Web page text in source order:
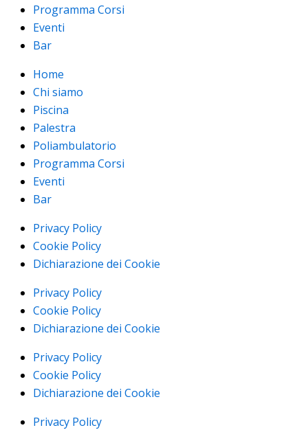
Programma Corsi
Eventi
Bar
Home
Chi siamo
Piscina
Palestra
Poliambulatorio
Programma Corsi
Eventi
Bar
Privacy Policy
Cookie Policy
Dichiarazione dei Cookie
Privacy Policy
Cookie Policy
Dichiarazione dei Cookie
Privacy Policy
Cookie Policy
Dichiarazione dei Cookie
Privacy Policy